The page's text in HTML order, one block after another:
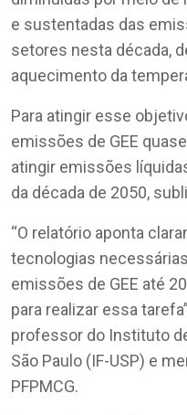
e sustentadas das
setores nesta década,
aquecimento da
Para atingir esse
emissões de GEE
atingir emissões
da década de 2050,
“O relatório aponta
tecnologias
emissões de GEE até
para realizar essa
professor do Instituto
São Paulo (IF-USP) e
PFPMCG.